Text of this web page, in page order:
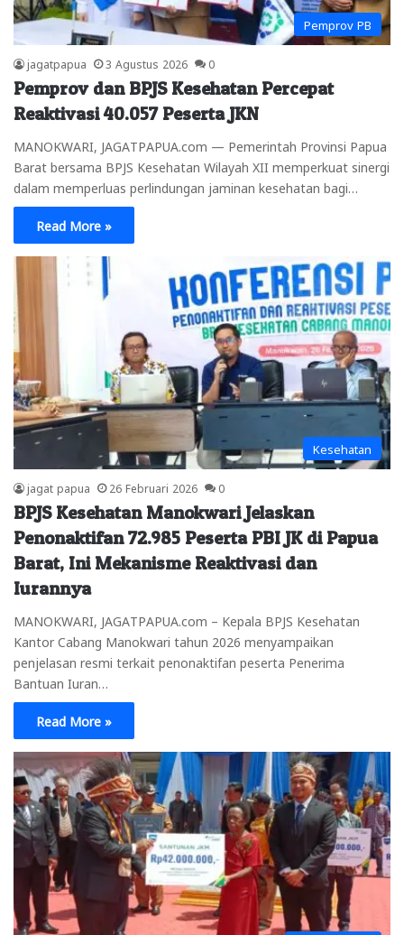
Pemprov PB
jagatpapua 3 Agustus 2026 0
Pemprov dan BPJS Kesehatan Percepat
Reaktivasi 40.057 Peserta JKN
MANOKWARI, JAGATPAPUA.com — Pemerintah Provinsi Papua
Barat bersama BPJS Kesehatan Wilayah XII memperkuat sinergi
dalam memperluas perlindungan jaminan kesehatan bagi…
Read More »
Kesehatan
jagat papua 26 Februari 2026 0
BPJS Kesehatan Manokwari Jelaskan
Penonaktifan 72.985 Peserta PBI JK di Papua
Barat, Ini Mekanisme Reaktivasi dan
Iurannya
MANOKWARI, JAGATPAPUA.com – Kepala BPJS Kesehatan
Kantor Cabang Manokwari tahun 2026 menyampaikan
penjelasan resmi terkait penonaktifan peserta Penerima
Bantuan Iuran…
Read More »